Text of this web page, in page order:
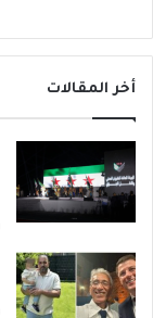
أخر المقالات